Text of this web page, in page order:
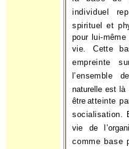
individuel
spirituel et
pour lui-même
vie. Cette
empreinte
l’ensemble
naturelle est là
être atteinte
socialisation.
vie de
comme base